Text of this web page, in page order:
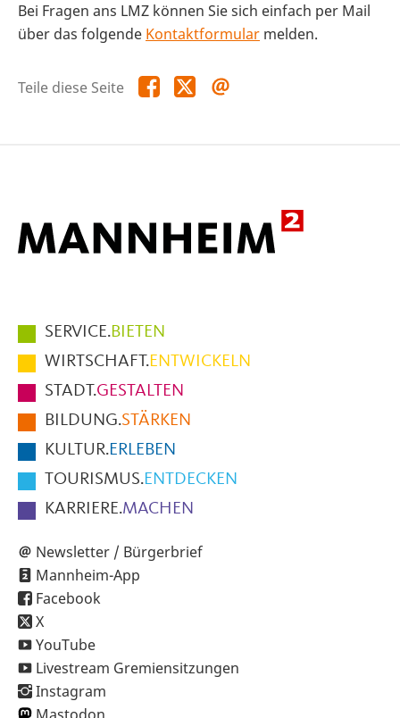
Bei Fragen ans LMZ können Sie sich einfach per Mail
über das folgende Kontaktformular melden.
Teile diese Seite Teile
diese
Teile
diese
Hauptmenüpunkte
im
Fußbereich
der
Seite
SERVICE.BIETEN
WIRTSCHAFT.ENTWICKELN
STADT.GESTALTEN
BILDUNG.STÄRKEN
KULTUR.ERLEBEN
TOURISMUS.ENTDECKEN
KARRIERE.MACHEN
Newsletter / Bürgerbrief
Mannheim-App
Facebook
X
YouTube
Livestream Gremiensitzungen
Instagram